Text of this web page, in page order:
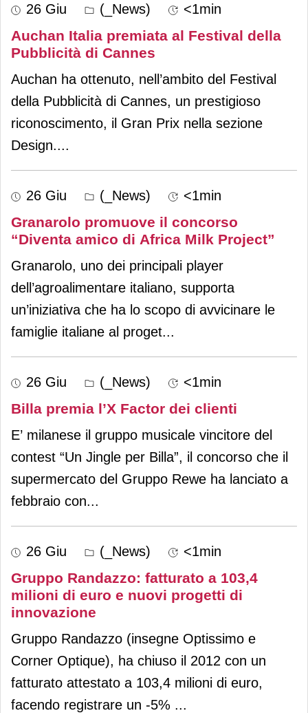
26 Giu (_News) <1min
Auchan Italia premiata al Festival della
Pubblicità di Cannes
Auchan ha ottenuto, nell’ambito del Festival
della Pubblicità di Cannes, un prestigioso
riconoscimento, il Gran Prix nella sezione
Design....
26 Giu (_News) <1min
Granarolo promuove il concorso
“Diventa amico di Africa Milk Project”
Granarolo, uno dei principali player
dell’agroalimentare italiano, supporta
un’iniziativa che ha lo scopo di avvicinare le
famiglie italiane al proget...
26 Giu (_News) <1min
Billa premia l’X Factor dei clienti
E’ milanese il gruppo musicale vincitore del
contest “Un Jingle per Billa”, il concorso che il
supermercato del Gruppo Rewe ha lanciato a
febbraio con...
26 Giu (_News) <1min
Gruppo Randazzo: fatturato a 103,4
milioni di euro e nuovi progetti di
innovazione
Gruppo Randazzo (insegne Optissimo e
Corner Optique), ha chiuso il 2012 con un
fatturato attestato a 103,4 milioni di euro,
facendo registrare un -5% ...